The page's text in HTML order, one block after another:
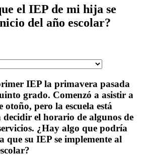
el IEP de mi hija se
del año escolar?
IEP la primavera pasada
grado. Comenzó a asistir a
otoño, pero la escuela está
el horario de algunos de
¿Hay algo que podría
que su IEP se implemente al